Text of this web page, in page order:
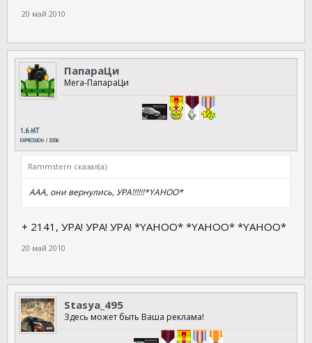
20 май 2010
ПапараЦи
Мега-ПапараЦи
Rammstern сказал(а):
ААА, они вернулись, УРА!!!!!!*YAHOO*
+ 2141, УРА! УРА! УРА! *YAHOO* *YAHOO* *YAHOO*
20 май 2010
Stasya_495
Здесь может быть Ваша реклама!